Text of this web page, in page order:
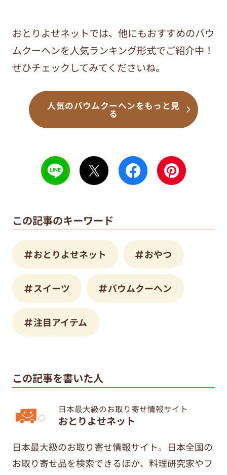
おとりよせネットでは、他にもおすすめのバウ
ムクーヘンを人気ランキング形式でご紹介中！
ぜひチェックしてみてくださいね。
人気のバウムクーヘンをもっと見
る
この記事のキーワード
おとりよせネット おやつ
スイーツ バウムクーヘン
注目アイテム
この記事を書いた人
日本最大級のお取り寄せ情報サイト
おとりよせネット
日本最大級のお取り寄せ情報サイト。日本全国の
お取り寄せ品を検索できるほか、料理研究家やフ